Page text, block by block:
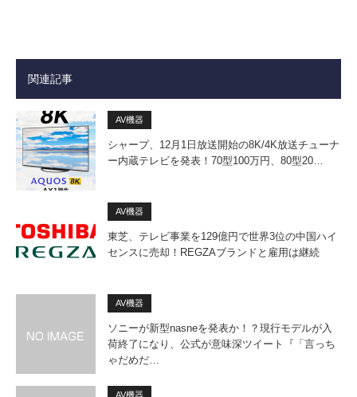
関連記事
AV機器
シャープ、12月1日放送開始の8K/4K放送チューナ
ー内蔵テレビを発表！70型100万円、80型20…
AV機器
東芝、テレビ事業を129億円で世界3位の中国ハイ
センスに売却！REGZAブランドと雇用は継続
AV機器
ソニーが新型nasneを発表か！？現行モデルが入
荷終了になり、公式が意味深ツイート『「言っち
ゃだめだ…
AV機器